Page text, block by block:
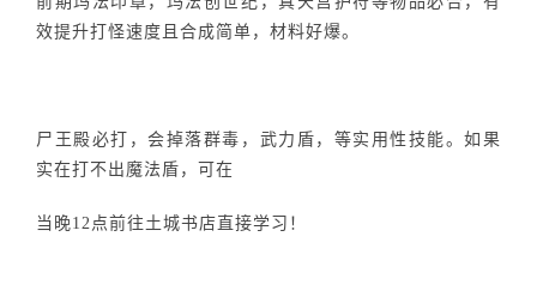
效提升打怪速度且合成简单，材料好爆。
尸王殿必打，会掉落群毒，武力盾，等实用性技能。如果
实在打不出魔法盾，可在
当晚12点前往土城书店直接学习！